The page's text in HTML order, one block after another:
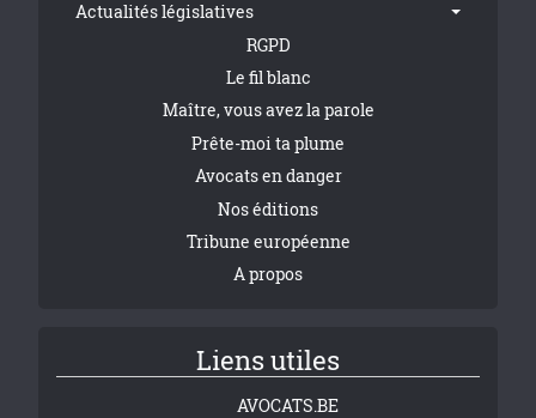
Actualités législatives
RGPD
Le fil blanc
Maître, vous avez la parole
Prête-moi ta plume
Avocats en danger
Nos éditions
Tribune européenne
A propos
Liens utiles
AVOCATS.BE